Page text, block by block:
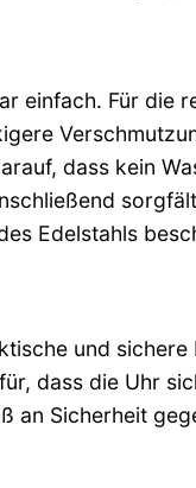
einfach. Für die
dass kein
Edelstahls
und
dass die Uhr
an Sicherheit